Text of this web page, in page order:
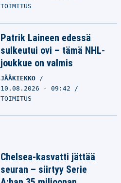
TOIMITUS
Patrik Laineen edessä
sulkeutui ovi – tämä NHL-
joukkue on valmis
JÄÄKIEKKO
10.08.2026 - 09:42
TOIMITUS
Chelsea-kasvatti jättää
seuran – siirtyy Serie